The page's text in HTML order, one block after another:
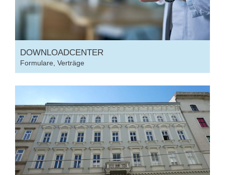
DOWNLOADCENTER
Formulare, Verträge